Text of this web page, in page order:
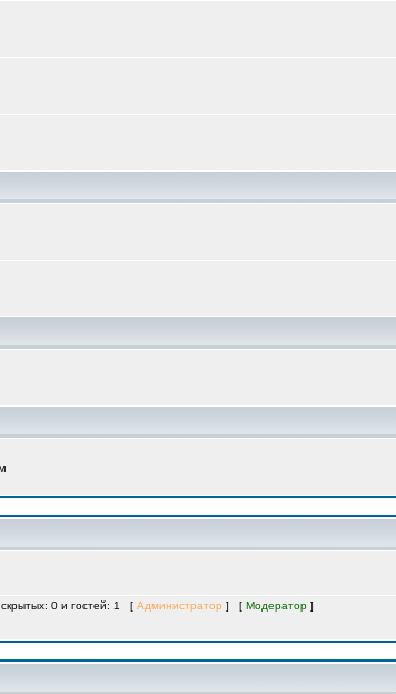
скрытых: 0 и гостей: 1 [ Администратор ] [ Модератор ]